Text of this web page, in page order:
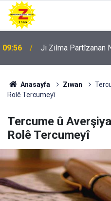
09:56 Ji Zilma Partîzanan
Anasayfa Zıwan
Rolê Tercumeyî
Tercume û
Rolê Tercumeyî